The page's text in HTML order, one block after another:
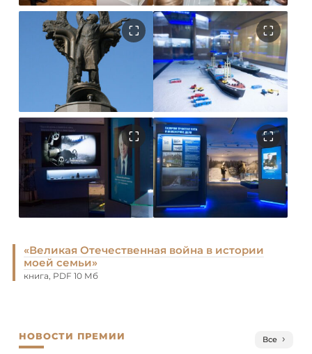
«Великая Отечественная война в истории
моей семьи»
книга, PDF 10 Мб
НОВОСТИ ПРЕМИИ Все